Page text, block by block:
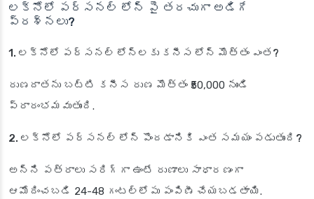
లక్నోలో పర్సనల్ లోన్ పై తరచుగా అడిగే
ప్రశ్నలు?
1. లక్నోలో పర్సనల్ లోన్‌లకు కనీస లోన్ మొత్తం ఎంత?
రుణదాతను బట్టి కనీస రుణ మొత్తం ₹50,000 నుండి
ప్రారంభమవుతుంది.
2. లక్నోలో పర్సనల్ లోన్ పొందడానికి ఎంత సమయం పడుతుంది?
అన్ని పత్రాలు సరిగ్గా ఉంటే రుణాలు సాధారణంగా
ఆమోదించబడి 24-48 గంటల్లోపు పంపిణీ చేయబడతాయి.